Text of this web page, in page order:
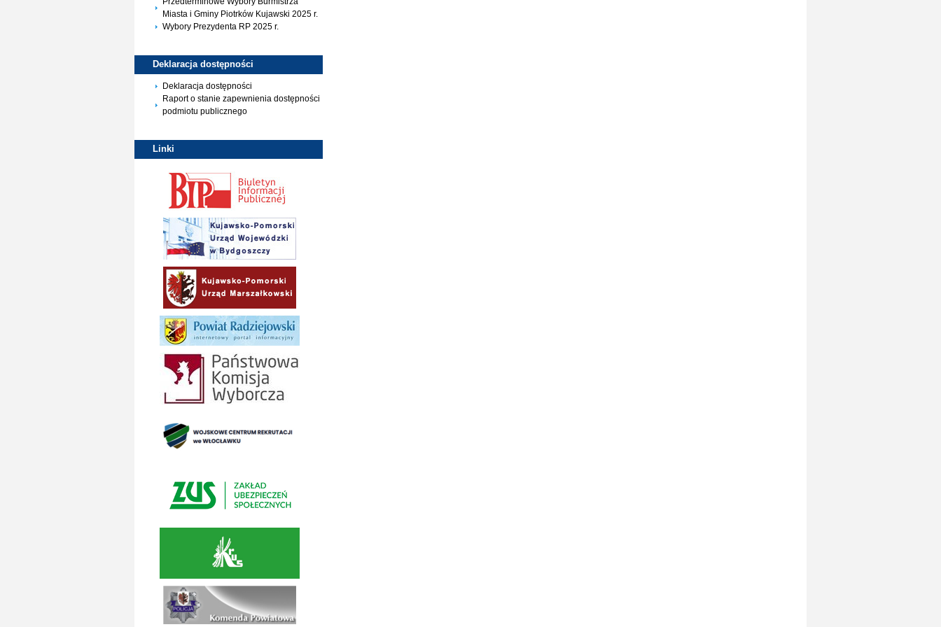
Miasta i Gminy Piotrków Kujawski 2025 r.
Wybory Prezydenta RP 2025 r.
Deklaracja dostępności
Deklaracja dostępności
Raport o stanie zapewnienia dostępności
podmiotu publicznego
Linki